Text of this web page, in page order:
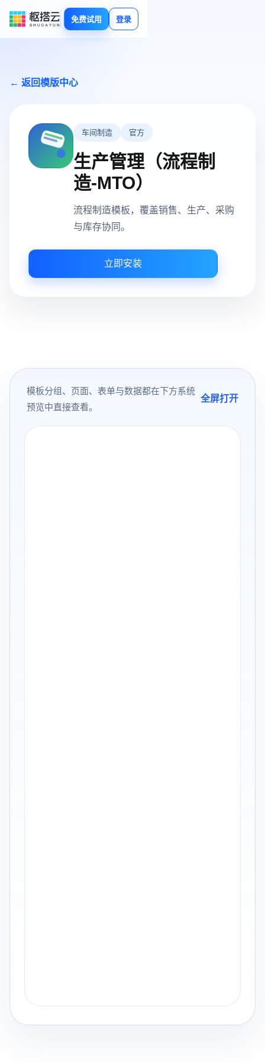
免费试用 登录
← 返回模版中心
车间制造 官方
生产管理（流程制
造-MTO）
流程制造模板，覆盖销售、生产、采购
与库存协同。
立即安装
模板分组、页面、表单与数据都在下方系统
预览中直接查看。
全屏打开